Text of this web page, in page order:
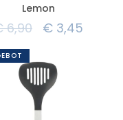
Lemon
6,90 € 3,45